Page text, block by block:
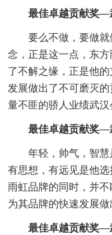
最佳卓越贡献奖—
要么不做，要做
念，正是这一点，东
了不解之缘，正是他
发展做出了不可磨灭
量不匪的骄人业绩武汉
最佳卓越贡献奖—
年轻，帅气，智慧
有思想，有远见是他
雨虹品牌的同时，并
为其品牌的快速发展做
最佳卓越贡献奖—